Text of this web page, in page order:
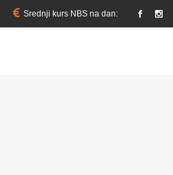
Srednji kurs NBS na dan: